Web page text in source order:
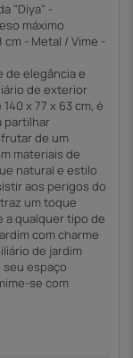
"Diya" -
máximo
cm - Metal / Vime -
de elegância e
de exterior
x 77 x 63 cm, é
partilhar
de um
materiais de
natural e estilo
aos perigos do
um toque
a qualquer tipo de
com charme
de jardim
seu espaço
se com